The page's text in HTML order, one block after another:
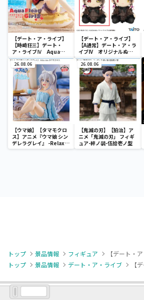
【デート・ア・ライブ】
【時崎狂三】デート・
ア・ライブⅣ Aqua
Float Girls フィギュア
時崎狂三
【デート・ア・ライブ】
【A通常】デート・ア・ラ
イブIV オリジナルぬい
ぐるみ 時崎狂三～私服
ver.～
26.08.06
【ウマ娘】【タマモクロ
ス】アニメ『ウマ娘 シン
デレラグレイ』 -Relax
time-タマモクロス
26.08.06
【鬼滅の刃】【狛治】ア
ニメ「鬼滅の刃」 フィギ
ュア-絆ノ装-伍拾壱ノ型
トップ 景品情報 フィギュア
トップ
景品情報 デート・ア・ライブ